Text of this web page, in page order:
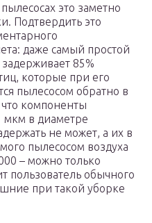
это заметно
Подтвердить это
даже самый простой
85%
которые при его
пылесосом обратно в
компоненты
мкм в диаметре
не может, а их в
пылесосом воздуха
– можно только
пользователь обычного
при такой уборке